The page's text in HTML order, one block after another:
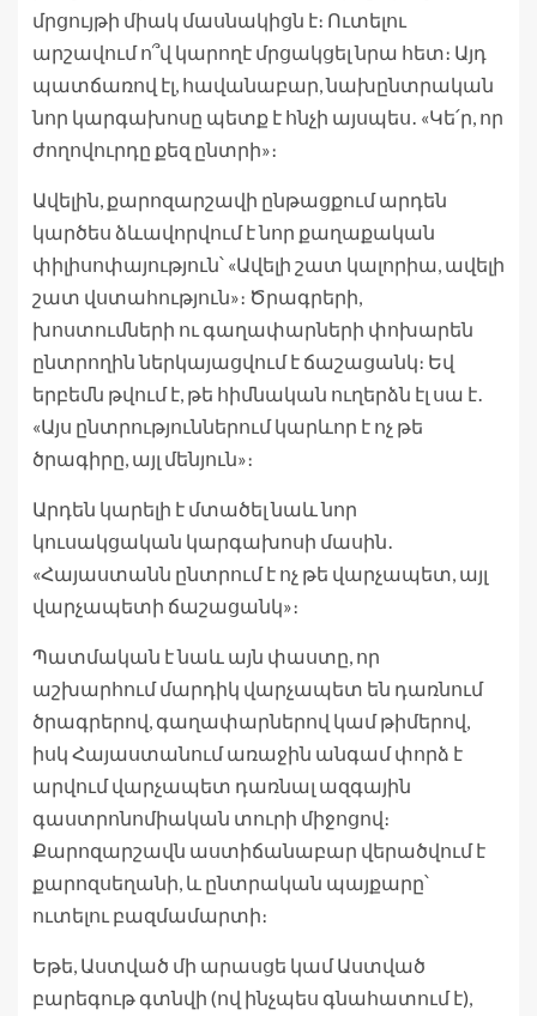
մրցույթի միակ մասնակիցն է։ Ուտելու
արշավում ո՞վ կարողէ մրցակցել նրա հետ։ Այդ
պատճառով էլ, հավանաբար, նախընտրական
նոր կարգախոսը պետք է հնչի այսպես․ «Կե՛ր, որ
ժողովուրդը քեզ ընտրի»։
Ավելին, քարոզարշավի ընթացքում արդեն
կարծես ձևավորվում է նոր քաղաքական
փիլիսոփայություն՝ «Ավելի շատ կալորիա, ավելի
շատ վստահություն»։ Ծրագրերի,
խոստումների ու գաղափարների փոխարեն
ընտրողին ներկայացվում է ճաշացանկ։ Եվ
երբեմն թվում է, թե հիմնական ուղերձն էլ սա է․
«Այս ընտրություններում կարևոր է ոչ թե
ծրագիրը, այլ մենյուն»։
Արդեն կարելի է մտածել նաև նոր
կուսակցական կարգախոսի մասին․
«Հայաստանն ընտրում է ոչ թե վարչապետ, այլ
վարչապետի ճաշացանկ»։
Պատմական է նաև այն փաստը, որ
աշխարհում մարդիկ վարչապետ են դառնում
ծրագրերով, գաղափարներով կամ թիմերով,
իսկ Հայաստանում առաջին անգամ փորձ է
արվում վարչապետ դառնալ ազգային
գաստրոնոմիական տուրի միջոցով։
Քարոզարշավն աստիճանաբար վերածվում է
քարոզսեղանի, և ընտրական պայքարը՝
ուտելու բազմամարտի։
Եթե, Աստված մի արասցե կամ Աստված
բարեգութ գտնվի (ով ինչպես գնահատում է),